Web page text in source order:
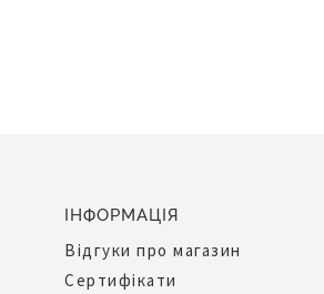
ІНФОРМАЦІЯ
Відгуки про магазин
Сертифікати